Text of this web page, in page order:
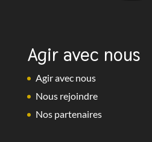
Agir avec nous
Agir avec nous
Nous rejoindre
Nos partenaires